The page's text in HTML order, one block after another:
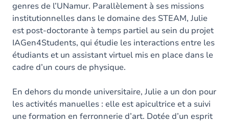
genres de l’UNamur. Parallèlement à ses missions
institutionnelles dans le domaine des STEAM, Julie
est post-doctorante à temps partiel au sein du projet
IAGen4Students, qui étudie les interactions entre les
étudiants et un assistant virtuel mis en place dans le
cadre d’un cours de physique.
En dehors du monde universitaire, Julie a un don pour
les activités manuelles : elle est apicultrice et a suivi
une formation en ferronnerie d’art. Dotée d’un esprit